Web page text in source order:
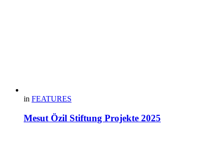
in FEATURES
Mesut Özil Stiftung Projekte 2025